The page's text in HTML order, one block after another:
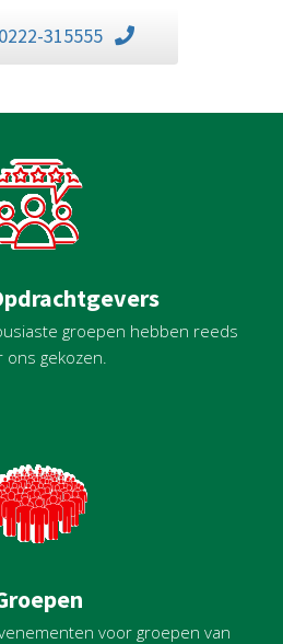
315555
groepen hebben reeds
ons gekozen.
voor groepen van